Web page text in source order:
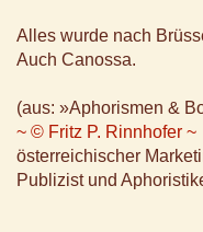
Alles wurde nach
Auch Canossa.
(aus: »Aphorismen &
~ © Fritz P. Rinnhofer ~
österreichischer
Publizist und